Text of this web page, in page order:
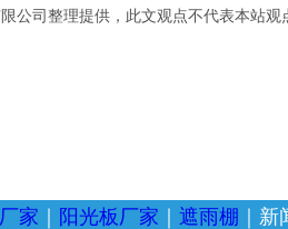
公司整理提供，此文观点不代表本站观
家 阳光板厂家 遮雨棚 ｜新